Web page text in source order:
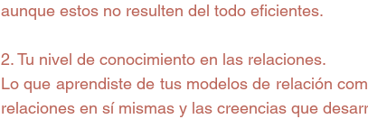
aunque estos no resulten del todo eficientes.
2. Tu nivel de conocimiento en las relaciones.
Lo que aprendiste de tus modelos de relación
relaciones en sí mismas y las creencias que